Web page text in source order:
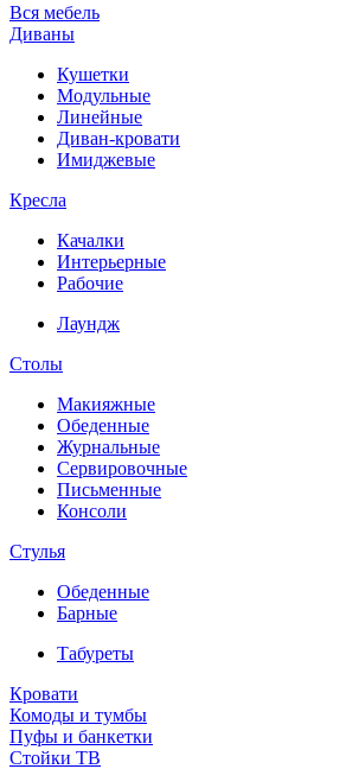
Вся мебель
Диваны
Кушетки
Модульные
Линейные
Диван-кровати
Имиджевые
Кресла
Качалки
Интерьерные
Рабочие
Лаундж
Столы
Макияжные
Обеденные
Журнальные
Сервировочные
Письменные
Консоли
Стулья
Обеденные
Барные
Табуреты
Кровати
Комоды и тумбы
Пуфы и банкетки
Стойки ТВ